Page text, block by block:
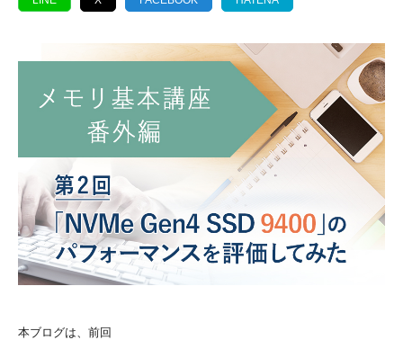
本ブログは、前回